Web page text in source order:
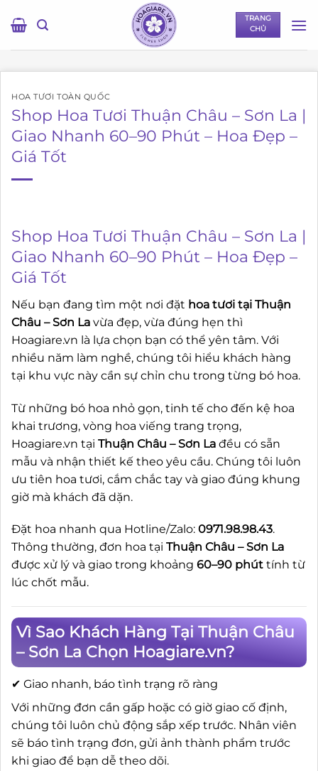
qua
TRANG
CHỦ
HOA TƯƠI TOÀN QUỐC
Shop Hoa Tươi Thuận Châu – Sơn La |
Giao Nhanh 60–90 Phút – Hoa Đẹp –
Giá Tốt
Shop Hoa Tươi Thuận Châu – Sơn La |
Giao Nhanh 60–90 Phút – Hoa Đẹp –
Giá Tốt
Nếu bạn đang tìm một nơi đặt hoa tươi tại Thuận
Châu – Sơn La vừa đẹp, vừa đúng hẹn thì
Hoagiare.vn là lựa chọn bạn có thể yên tâm. Với
nhiều năm làm nghề, chúng tôi hiểu khách hàng
tại khu vực này cần sự chỉn chu trong từng bó hoa.
Từ những bó hoa nhỏ gọn, tinh tế cho đến kệ hoa
khai trương, vòng hoa viếng trang trọng,
Hoagiare.vn tại Thuận Châu – Sơn La đều có sẵn
mẫu và nhận thiết kế theo yêu cầu. Chúng tôi luôn
ưu tiên hoa tươi, cắm chắc tay và giao đúng khung
giờ mà khách đã dặn.
Đặt hoa nhanh qua Hotline/Zalo: 0971.98.98.43.
Thông thường, đơn hoa tại Thuận Châu – Sơn La
được xử lý và giao trong khoảng 60–90 phút tính từ
lúc chốt mẫu.
Vì Sao Khách Hàng Tại Thuận Châu
– Sơn La Chọn Hoagiare.vn?
✔ Giao nhanh, báo tình trạng rõ ràng
Với những đơn cần gấp hoặc có giờ giao cố định,
chúng tôi luôn chủ động sắp xếp trước. Nhân viên
sẽ báo tình trạng đơn, gửi ảnh thành phẩm trước
khi giao để bạn dễ theo dõi.